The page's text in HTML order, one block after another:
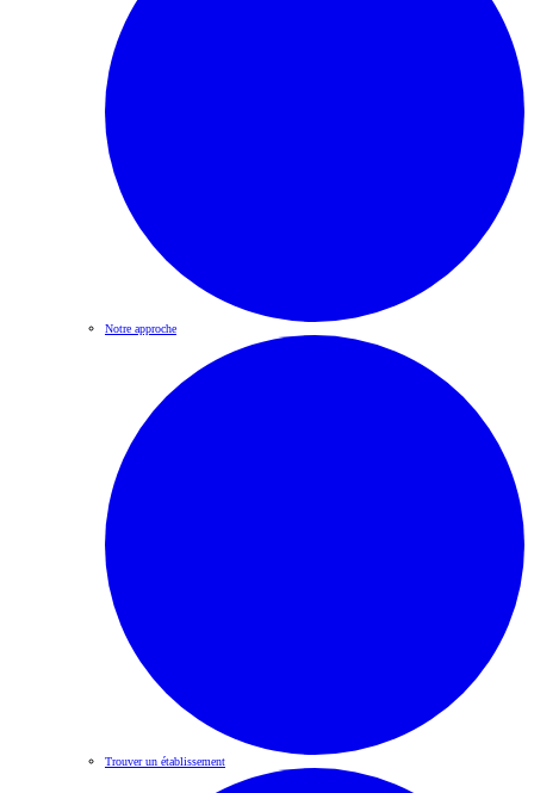
Notre approche
Trouver un établissement